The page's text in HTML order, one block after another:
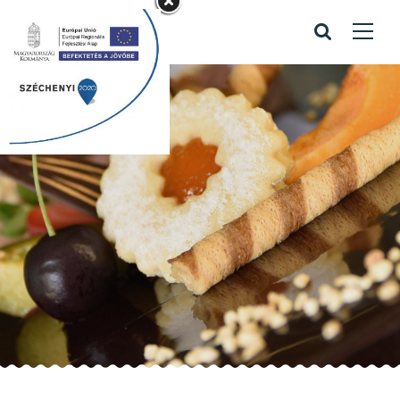
őszi torta
Home / Portfolio items / őszi torta